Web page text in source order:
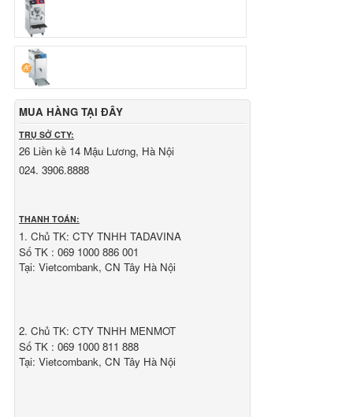
Số TK:
1986 883 888
MUA HÀNG TẠI ĐÂY
TRỤ SỞ CTY:
26 Liền kề 14 Mậu Lương, Hà Nội
024. 3906.8888
THANH TOÁN:
1. Chủ TK: CTY TNHH TADAVINA
Số TK : 069 1000 886 001
Tại: Vietcombank, CN Tây Hà Nội
2. Chủ TK: CTY TNHH MENMOT
Số TK : 069 1000 811 888
Tại: Vietcombank, CN Tây Hà Nội